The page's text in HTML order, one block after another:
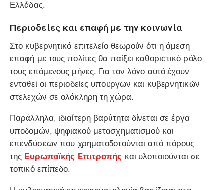
Ελλάδας.
Περιοδείες και επαφή με την κοινωνία
Στο κυβερνητικό επιτελείο θεωρούν ότι η άμεση
επαφή με τους πολίτες θα παίξει καθοριστικό ρόλο
τους επόμενους μήνες. Για τον λόγο αυτό έχουν
ενταθεί οι περιοδείες υπουργών και κυβερνητικών
στελεχών σε ολόκληρη τη χώρα.
Παράλληλα, ιδιαίτερη βαρύτητα δίνεται σε έργα
υποδομών, ψηφιακού μετασχηματισμού και
επενδύσεων που χρηματοδοτούνται από πόρους
της Ευρωπαϊκής Επιτροπής και υλοποιούνται σε
τοπικό επίπεδο.